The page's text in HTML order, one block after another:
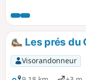
réserve de belles
Les prés du
Visorandonneur